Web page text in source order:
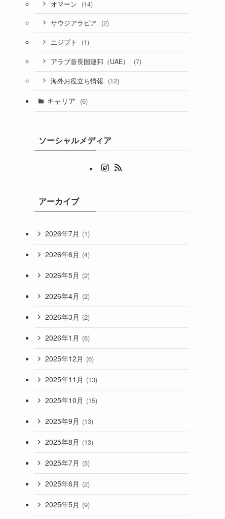
オマーン (14)
サウジアラビア (2)
エジプト (1)
アラブ首長国連邦（UAE） (7)
海外お役立ち情報 (12)
キャリア (6)
ソーシャルメディア
アーカイブ
2026年7月 (1)
2026年6月 (4)
2026年5月 (2)
2026年4月 (2)
2026年3月 (2)
2026年1月 (6)
2025年12月 (6)
2025年11月 (13)
2025年10月 (15)
2025年9月 (13)
2025年8月 (13)
2025年7月 (5)
2025年6月 (2)
2025年5月 (9)